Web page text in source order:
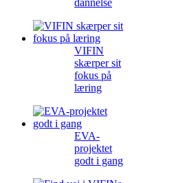
dannelse
VIFIN
skærper sit
fokus på
læring
EVA-
projektet
godt i gang